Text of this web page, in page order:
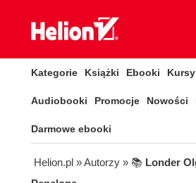
Kategorie Książki Ebooki
Audiobooki Promocje Nowości
Darmowe ebooki
Helion.pl » Autorzy » 📚 Londer